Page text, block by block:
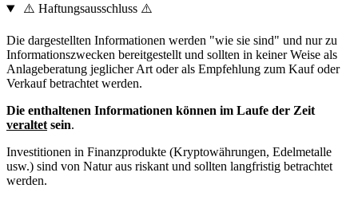
⚠️ Haftungsausschluss ⚠️
Die dargestellten Informationen werden "wie sie sind" und nur zu
Informationszwecken bereitgestellt und sollten in keiner Weise als
Anlageberatung jeglicher Art oder als Empfehlung zum Kauf oder
Verkauf betrachtet werden.
Die enthaltenen Informationen können im Laufe der Zeit
veraltet sein.
Investitionen in Finanzprodukte (Kryptowährungen, Edelmetalle
usw.) sind von Natur aus riskant und sollten langfristig betrachtet
werden.